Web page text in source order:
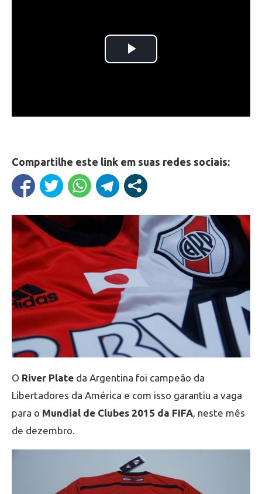
Compartilhe este link em suas redes sociais:
O River Plate da Argentina foi campeão da
Libertadores da América e com isso garantiu a vaga
para o Mundial de Clubes 2015 da FIFA, neste mês
de dezembro.